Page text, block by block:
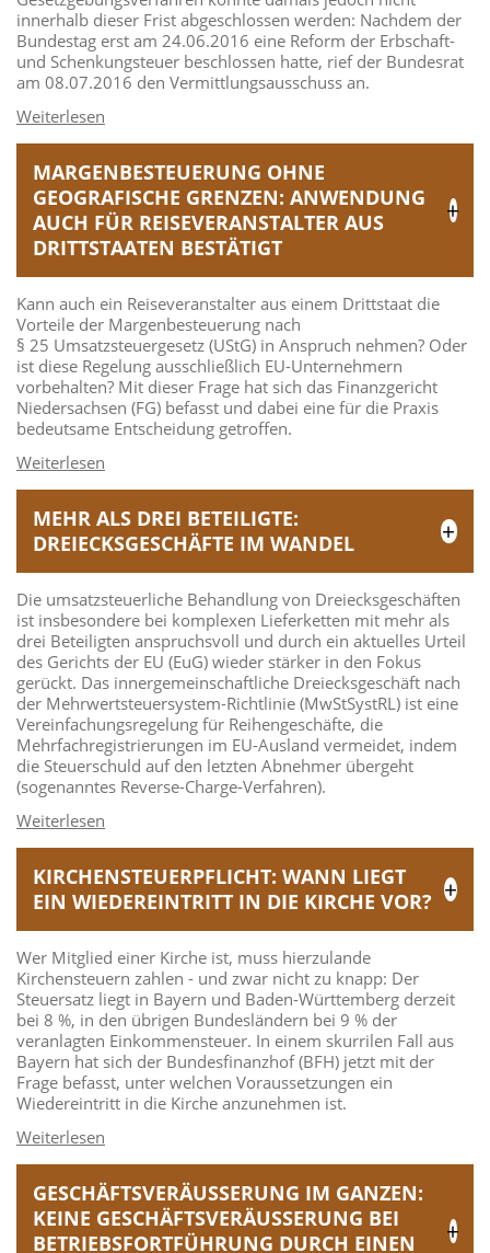
innerhalb dieser Frist abgeschlossen werden: Nachdem der
Bundestag erst am 24.06.2016 eine Reform der Erbschaft-
und Schenkungsteuer beschlossen hatte, rief der Bundesrat
am 08.07.2016 den Vermittlungsausschuss an.
MARGENBESTEUERUNG OHNE
GEOGRAFISCHE GRENZEN: ANWENDUNG
AUCH FÜR REISEVERANSTALTER AUS
DRITTSTAATEN BESTÄTIGT
Kann auch ein Reiseveranstalter aus einem Drittstaat die
Vorteile der Margenbesteuerung nach
§ 25 Umsatzsteuergesetz (UStG) in Anspruch nehmen? Oder
ist diese Regelung ausschließlich EU-Unternehmern
vorbehalten? Mit dieser Frage hat sich das Finanzgericht
Niedersachsen (FG) befasst und dabei eine für die Praxis
bedeutsame Entscheidung getroffen.
MEHR ALS DREI BETEILIGTE:
DREIECKSGESCHÄFTE IM WANDEL
Die umsatzsteuerliche Behandlung von Dreiecksgeschäften
ist insbesondere bei komplexen Lieferketten mit mehr als
drei Beteiligten anspruchsvoll und durch ein aktuelles Urteil
des Gerichts der EU (EuG) wieder stärker in den Fokus
gerückt. Das innergemeinschaftliche Dreiecksgeschäft nach
der Mehrwertsteuersystem-Richtlinie (MwStSystRL) ist eine
Vereinfachungsregelung für Reihengeschäfte, die
Mehrfachregistrierungen im EU-Ausland vermeidet, indem
die Steuerschuld auf den letzten Abnehmer übergeht
(sogenanntes Reverse-Charge-Verfahren).
KIRCHENSTEUERPFLICHT: WANN LIEGT
EIN WIEDEREINTRITT IN DIE KIRCHE VOR?
Wer Mitglied einer Kirche ist, muss hierzulande
Kirchensteuern zahlen - und zwar nicht zu knapp: Der
Steuersatz liegt in Bayern und Baden-Württemberg derzeit
bei 8 %, in den übrigen Bundesländern bei 9 % der
veranlagten Einkommensteuer. In einem skurrilen Fall aus
Bayern hat sich der Bundesfinanzhof (BFH) jetzt mit der
Frage befasst, unter welchen Voraussetzungen ein
Wiedereintritt in die Kirche anzunehmen ist.
GESCHÄFTSVERÄUSSERUNG IM GANZEN: K
EINE GESCHÄFTSVERÄUSSERUNG BEI BE
TRIEBSFORTFÜHRUNG DURCH EINEN PÄ